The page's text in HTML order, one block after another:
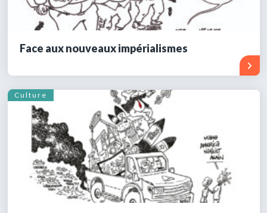
Face aux nouveaux impérialismes
Culture